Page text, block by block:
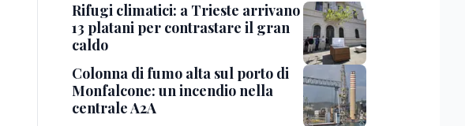
Rifugi climatici: a Trieste arrivano
13 platani per contrastare il gran
caldo
Colonna di fumo alta sul porto di
Monfalcone: un incendio nella
centrale A2A